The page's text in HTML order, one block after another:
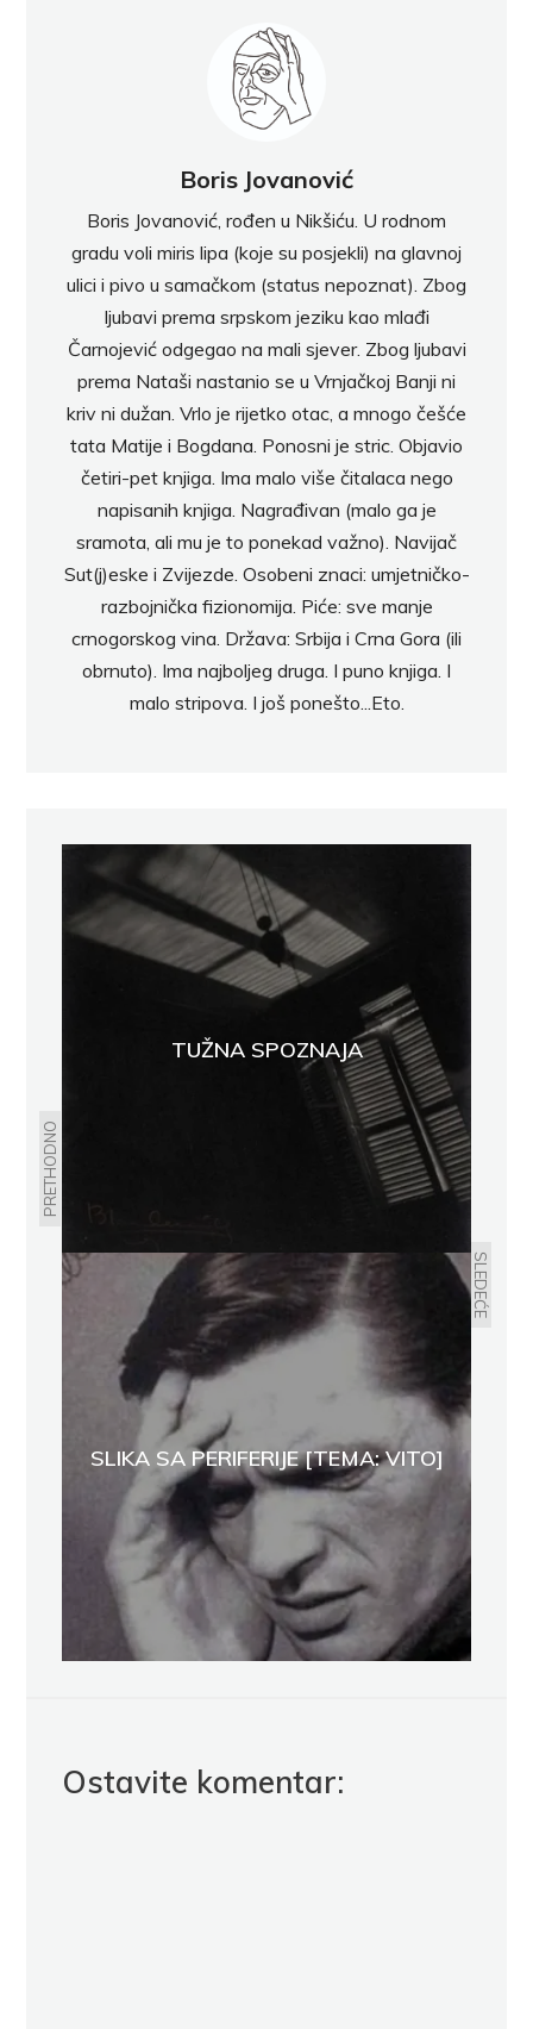
Boris Jovanović
Boris Jovanović, rođen u Nikšiću. U rodnom
gradu voli miris lipa (koje su posjekli) na glavnoj
ulici i pivo u samačkom (status nepoznat). Zbog
ljubavi prema srpskom jeziku kao mlađi
Čarnojević odgegao na mali sjever. Zbog ljubavi
prema Nataši nastanio se u Vrnjačkoj Banji ni
kriv ni dužan. Vrlo je rijetko otac, a mnogo češće
tata Matije i Bogdana. Ponosni je stric. Objavio
četiri-pet knjiga. Ima malo više čitalaca nego
napisanih knjiga. Nagrađivan (malo ga je
sramota, ali mu je to ponekad važno). Navijač
Sut(j)eske i Zvijezde. Osobeni znaci: umjetničko-
razbojnička fizionomija. Piće: sve manje
crnogorskog vina. Država: Srbija i Crna Gora (ili
obrnuto). Ima najboljeg druga. I puno knjiga. I
malo stripova. I još ponešto...Eto.
PRETHODNO
TUŽNA SPOZNAJA
SLEDEĆE
SLIKA SA PERIFERIJE [TEMA: VITO]
Ostavite komentar: